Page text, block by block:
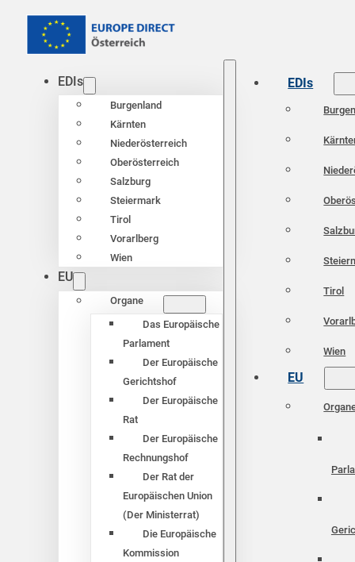
EDIs
Burgenland
Kärnten
Niederösterreich
Oberösterreich
Salzburg
Steiermark
Tirol
Vorarlberg
Wien
EU
Organe
Das Europäische
Parlament
Der Europäische
Gerichtshof
Der Europäische
Rat
Der Europäische
Rechnungshof
Der Rat der
Europäischen Union
(Der Ministerrat)
Die Europäische
Kommission
EDIs
Tirol
Wien
EU